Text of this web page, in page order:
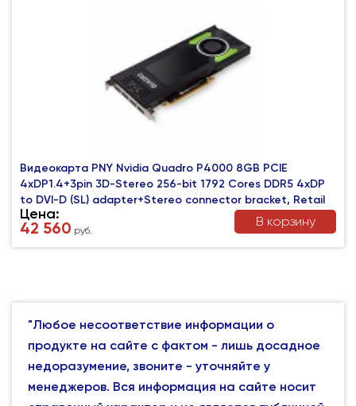
Видеокарта PNY Nvidia Quadro P4000 8GB PCIE
4xDP1.4+3pin 3D-Stereo 256-bit 1792 Cores DDR5 4xDP
to DVI-D (SL) adapter+Stereo connector bracket, Retail
Цена:
42 560 руб.
В корзину
"Любое несоответствие информации о
продукте на сайте с фактом - лишь досадное
недоразумение, звоните - уточняйте у
менеджеров. Вся информация на сайте носит